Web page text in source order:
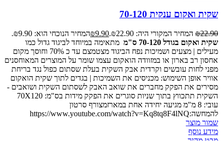
שקית ואקום ענקית 70-120
₪22.90 המחיר המקורי היה: ₪22.90. ₪9.90
המחיר הנוכחי הוא: ₪9.90.
שקית ואקום בגודל 70-120 ס"מ
מתאימה במיוחד לביגוד גדול כמו
מעילים | מצעים ושמיכות נפח הביגוד מצטמצם עד כ 70% וחוסך מקום
אחסון רב בארון או במזוודה הואקום עצמו שומר על המוצרים המאוחסנים
מפני לחות עובשים וקרדית אבק השקית בעלת שסתום כפול נגד בריחת
אוויר אופן השימוש: מכניסים את השמיכות | בגדים לתוך שקית הואקום
מסירים את הפקק מחברים את שואב האבק לשסתום השקית ושואבים -
השקית תתכווץ בתוך שניות סוגרים את הפקק מידות בס"מ: 70X120
עובי: 8 מ"מ מגיעה יחידה אחת במארזמצורף סרטון
להמחשה:https://www.youtube.com/watch?v=Kq8tq8F4lNQ
שמור מוצר
מידע נוסף